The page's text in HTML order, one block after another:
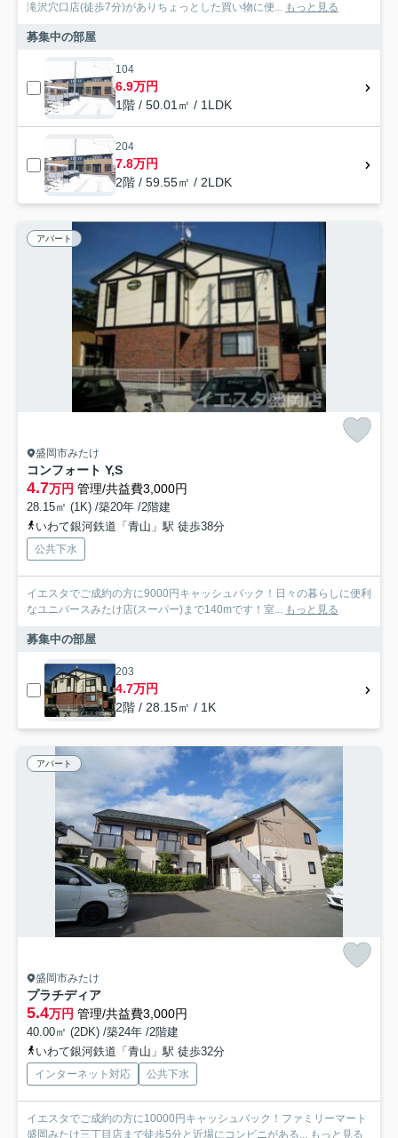
滝沢穴口店(徒歩7分)がありちょっとした買い物に便... もっと見る
募集中の部屋
104
6.9万円
1階 / 50.01㎡ / 1LDK
204
7.8万円
2階 / 59.55㎡ / 2LDK
アパート
盛岡市みたけ
コンフォート Y,S
4.7万円 管理/共益費3,000円
28.15㎡ (1K) /築20年 /2階建
いわて銀河鉄道「青山」駅 徒歩38分
公共下水
イエスタでご成約の方に9000円キャッシュバック！日々の暮らしに便利
なユニバースみたけ店(スーパー)まで140mです！室... もっと見る
募集中の部屋
203
4.7万円
2階 / 28.15㎡ / 1K
アパート
盛岡市みたけ
プラチディア
5.4万円 管理/共益費3,000円
40.00㎡ (2DK) /築24年 /2階建
いわて銀河鉄道「青山」駅 徒歩32分
インターネット対応 公共下水
イエスタでご成約の方に10000円キャッシュバック！ファミリーマート
盛岡みたけ三丁目店まで徒歩5分と近場にコンビニがある... もっと見る